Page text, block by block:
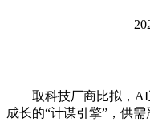
取科技厂商比拟，AI
成长的“计谋引擎”，供